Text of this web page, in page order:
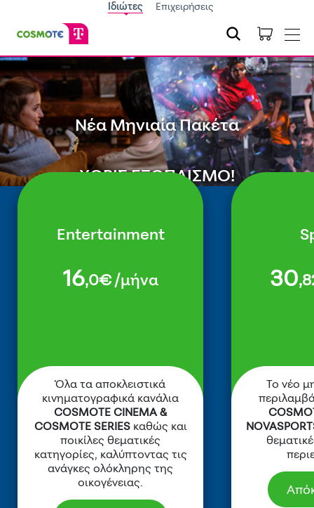
Ιδιώτες Επιχειρήσεις
Νέα Μηνιαία Πακέτα
ΧΩΡΊΣ ΕΞΟΠΛΙΣΜΟ!
Entertainment
16,0€/μήνα
Όλα τα αποκλειστικά
κινηματογραφικά κανάλια
COSMOTE CINEMA &
COSMOTE SERIESκαθώς και
ποικίλες θεματικές
κατηγορίες, καλύπτοντας τις
ανάγκες ολόκληρης της
οικογένειας.
30
Το νέο